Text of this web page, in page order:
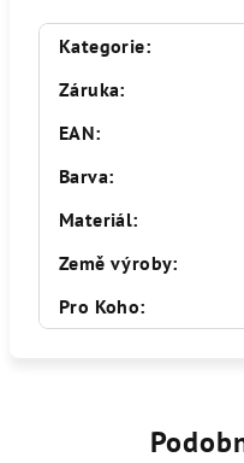
Kategorie:
Záruka:
EAN:
Barva:
Materiál:
Země výroby:
Pro Koho: